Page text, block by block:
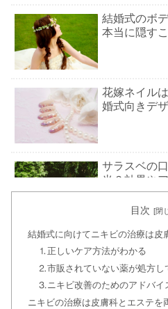
結婚式のボ
本当に隠す
花嫁ネイル
婚式向きデ
サラスベの
当？効果や
てみた
【丸見え！
策8選！脇の
目次
結婚式に向けてニキビの治療は皮
⒈正しいケア方法がわかる
⒉市販されていない薬が処方し
⒊ニキビ改善のためのアドバイ
ニキビの治療は皮膚科とエステを